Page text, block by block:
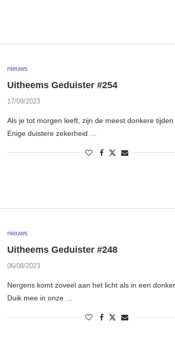
nieuws
Uitheems Geduister #254
17/09/2023
Als je tot morgen leeft, zijn de meest donkere tijden
Enige duistere zekerheid …
nieuws
Uitheems Geduister #248
06/08/2023
Nergens komt zoveel aan het licht als in een
Duik mee in onze …